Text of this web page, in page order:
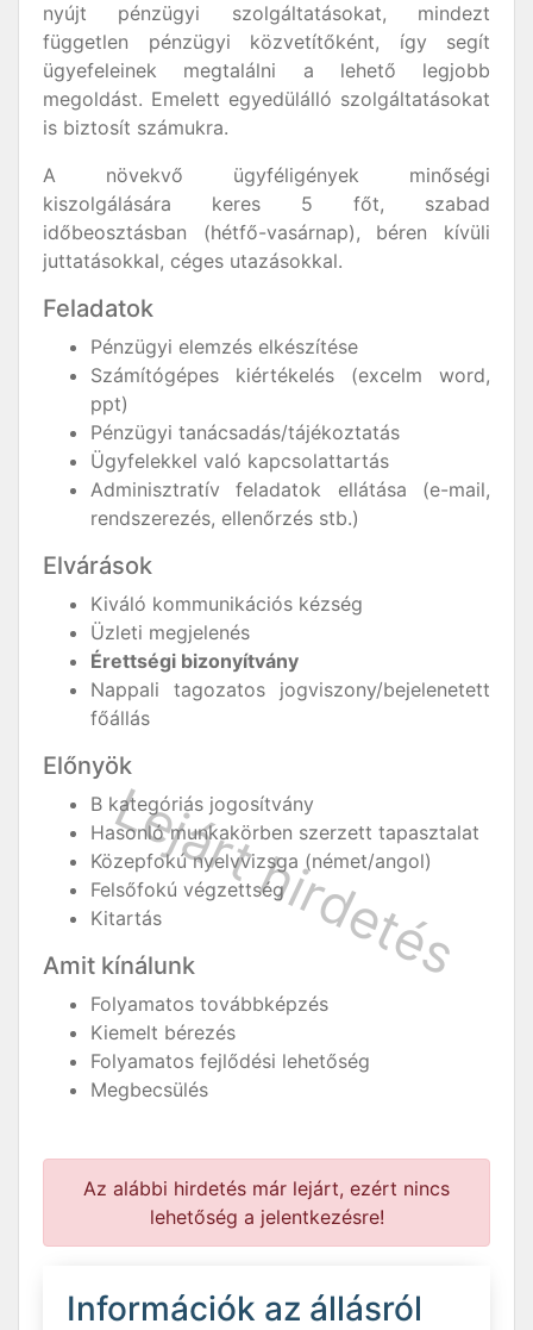
nyújt pénzügyi szolgáltatásokat, mindezt
független pénzügyi közvetítőként, így segít
ügyefeleinek megtalálni a lehető legjobb
megoldást. Emelett egyedülálló szolgáltatásokat
is biztosít számukra.
A növekvő ügyféligények minőségi
kiszolgálására keres 5 főt, szabad
időbeosztásban (hétfő-vasárnap), béren kívüli
juttatásokkal, céges utazásokkal.
Feladatok
Pénzügyi elemzés elkészítése
Számítógépes kiértékelés (excelm word,
ppt)
Pénzügyi tanácsadás/tájékoztatás
Ügyfelekkel való kapcsolattartás
Adminisztratív feladatok ellátása (e-mail,
rendszerezés, ellenőrzés stb.)
Elvárások
Kiváló kommunikációs kézség
Üzleti megjelenés
Érettségi bizonyítvány
Nappali tagozatos jogviszony/bejelenetett
főállás
Előnyök
B kategóriás jogosítvány
Hasonló munkakörben szerzett tapasztalat
Közepfokú nyelvvizsga (német/angol)
Felsőfokú végzettség
Kitartás
Amit kínálunk
Folyamatos továbbképzés
Kiemelt bérezés
Folyamatos fejlődési lehetőség
Megbecsülés
Az alábbi hirdetés már lejárt, ezért nincs
lehetőség a jelentkezésre!
Információk az állásról